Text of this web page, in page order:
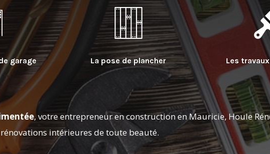
garage La pose de plancher Les
, votre entrepreneur en construction en Mauricie, Houle
intérieures de toute beauté.